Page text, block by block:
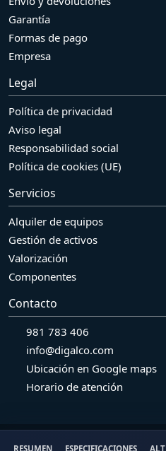
RESUMEN ESPECIFICACIONES
Garantía
Formas de pago
Empresa
Legal
Política de privacidad
Aviso legal
Responsabilidad social
Política de cookies (UE)
Servicios
Alquiler de equipos
Gestión de activos
Valorización
Componentes
Contacto
981 783 406
info@digalco.com
Ubicación en Google maps
Horario de atención
© 2026 Grupo Digalco SL Pol.